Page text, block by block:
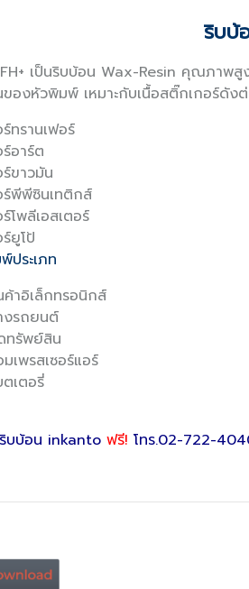
ริบบ้
เป็นริบบ้อน Wax-Resin คุณภาพ
ของหัวพิมพ์ เหมาะกับเนื้อสติ๊กเกอร์ดัง
ทรานเฟอร์
อาร์ต
ขาวมัน
พีพีซินเทติกส์
โพลีเอสเตอร์
ยูโป้
ประเภท
าอิเล็กทรอนิกส์
งรถยนต์
ทรัพย์สิน
เพรสเซอร์แอร์
เตอรี่
บบ้อน inkanto ฟรี! โทร.02-722-